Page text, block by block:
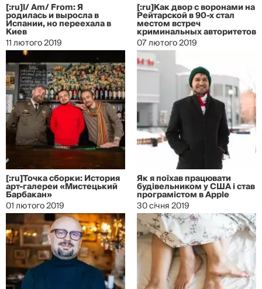
[:ru]I/ Am/ From: Я
родилась и выросла в
Испании, но переехала в
Киев
11 лютого 2019
[:ru]Как двор с воронами на
Рейтарской в 90-х стал
местом встреч
криминальных авторитетов
07 лютого 2019
[:ru]Точка сборки: История
арт-галереи «Мистецький
Барбакан»
01 лютого 2019
Як я поїхав працювати
будівельником у США і став
програмістом в Apple
30 січня 2019